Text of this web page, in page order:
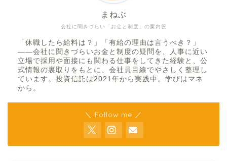
会社に聞きづらい「お金と制度」の案内役
まねぶ
「休職したら給料は？」「有給の理由は言うべき？」
——会社に聞きづらいお金と制度の疑問を、人事に近い
立場で採用や面接にも関わる仕事をしてきた経験と、公
式情報の裏取りをもとに、会社員目線でやさしく整理し
ています。投資信託は2021年から実践中。学びはマネ
から。
＼ Follow me ／